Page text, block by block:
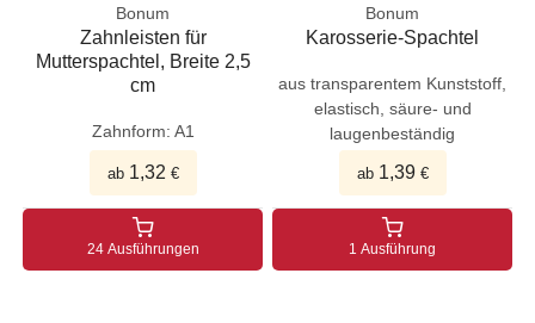
Bonum
Zahnleisten für
Mutterspachtel, Breite 2,5
cm
Zahnform: A1
ab 1,32 €
24 Ausführungen
Bonum
Karosserie-Spachtel
aus transparentem Kunststoff,
elastisch, säure- und
laugenbeständig
ab 1,39€
1 Ausführung